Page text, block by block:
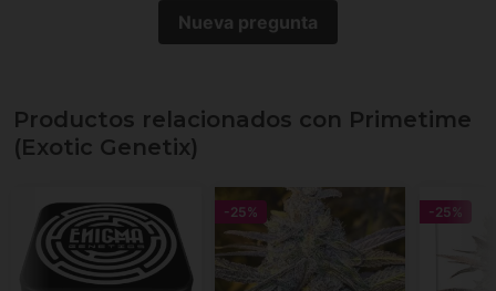
Nueva pregunta
Productos relacionados con Primetime
(Exotic Genetix)
-25% -25%